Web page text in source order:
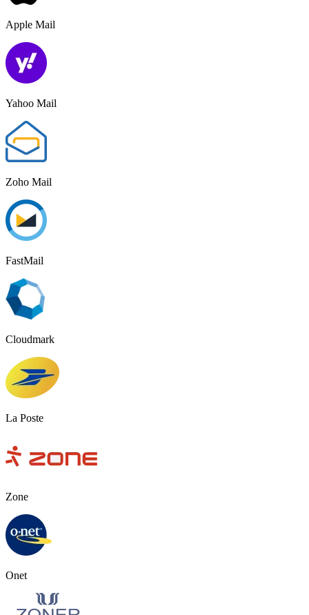
Apple Mail
Yahoo Mail
Zoho Mail
FastMail
Cloudmark
La Poste
Zone
Onet